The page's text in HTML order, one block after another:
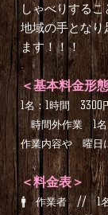
しゃべりする
地域の手とな
ます！！！
＜基本料金形
1名：1時間
時間外作業 1名
作業内容や 曜日
＜料金表＞
🚹 作業者 // 1名